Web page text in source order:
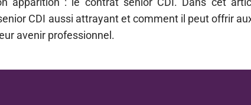
CDI aussi attrayant et comment il peut offrir
avenir professionnel.